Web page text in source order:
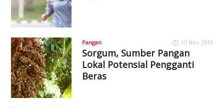
Pangan 10 Nov 2015
Sorgum, Sumber Pangan
Lokal Potensial Pengganti
Beras